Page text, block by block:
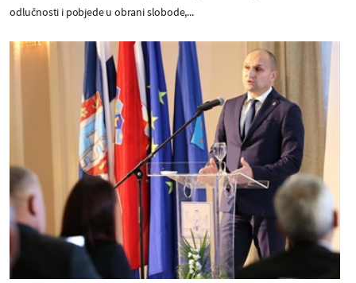
odlučnosti i pobjede u obrani slobode,...